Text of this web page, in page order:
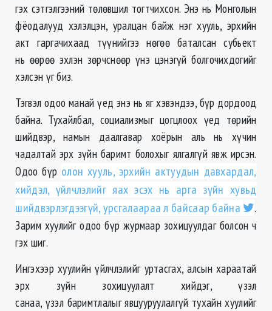
гэх сэтгэлгээний төлөвшил тогтчихсон. Энэ нь Монголын
фёодалууд хэлэлцэн, уралцан байж нэг хууль, эрхийн
акт гаргачихаад түүнийгээ нөгөө баталсан субьект
нь өөрөө эхлэн зөрчснөөр үнэ цэнэгүй болгочихдогийг
хэлсэн үг биз.
Тэгвэл одоо манай үед энэ нь яг хэвэндээ, бүр дордоод
байна. Тухайлбал, социализмыг цогцлоох үед төрийн
шийдвэр, намын даалгавар хоёрын аль нь хүчин
чадалтай эрх зүйн баримт болохыг ялгалгүй явж ирсэн.
Одоо бүр олон хууль, эрхийн актуудын давхардал,
хийдэл, үйлчлэлийг яах эсэх нь арга зүйн хувьд
шийдвэрлэгдээгүй, урсгалаараа л байсаар байна
.
Зарим хуулийг одоо бүр журмаар зохицуулдаг болсон ч
гэх шиг.
Ингэхээр хуулийн үйлчлэлийг уртасгах, алсын хараатай
эрх зүйн зохицуулалт хийдэг, үзэл
санаа, үзэл баримтлалыг явцууруулалгүй тухайн хуулийг